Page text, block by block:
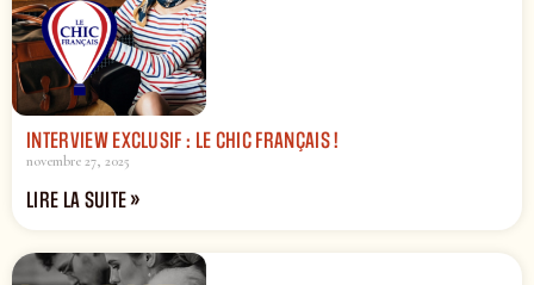
INTERVIEW EXCLUSIF : LE CHIC FRANÇAIS !
novembre 27, 2025
LIRE LA SUITE »